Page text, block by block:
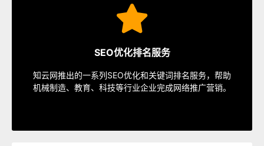
SEO优化排名服务
知云网推出的一系列SEO优化和关键词排名服务，帮助
机械制造、教育、科技等行业企业完成网络推广营销。
SEO服务中心
速排名等多种服务，从容应对各种优化需求。
SEO服务